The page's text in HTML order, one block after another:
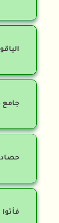
جامع
حصاد